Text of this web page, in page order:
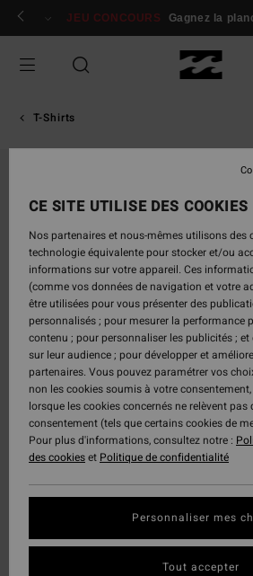
Passer
Se connecter / s'inscrire
JEU CONCOURS Gagnez la
T-Shirts
CE SITE UTILISE DES COOKIES
Nos partenaires et nous-mêmes utilisons des
technologie équivalente pour stocker et/ou
informations sur votre appareil. Ces
(comme vos données de navigation et votre
être utilisées pour vous présenter des
personnalisés ; pour mesurer la performance
contenu ; pour personnaliser les publicités ;
sur leur audience ; pour développer et
partenaires. Vous pouvez paramétrer vos
non les cookies soumis à votre
lorsque les cookies concernés ne relèvent pas
consentement (tels que certains cookies de
Pour plus d'informations, consultez notre :
des cookieset Politique de confidentialité
Personnaliser mes
Tout accepter